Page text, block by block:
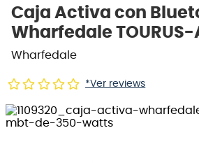
Caja Activa con
Wharfedale TOURUS-
Wharfedale
*Ver reviews